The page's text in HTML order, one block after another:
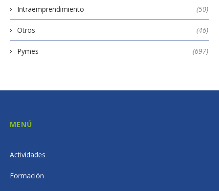
Intraemprendimiento (50)
Otros (46)
Pymes (697)
MENÚ
Actividades
Formación